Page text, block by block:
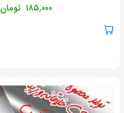
۱۸۵,۰۰۰ تومان